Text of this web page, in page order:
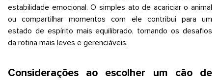
estabilidade emocional. O simples ato de acariciar o animal
ou compartilhar momentos com ele contribui para um
estado de espírito mais equilibrado, tornando os desafios
da rotina mais leves e gerenciáveis.
Considerações ao escolher um cão de